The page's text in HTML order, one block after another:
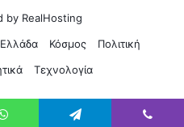
by RealHosting
Ελλάδα Κόσμος
Πολιτική
Τεχνολογία